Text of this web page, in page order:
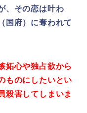
、その恋は叶わ
国府）に奪われて
妬心や独占欲から
ものにしたいとい
殺害してしまいま